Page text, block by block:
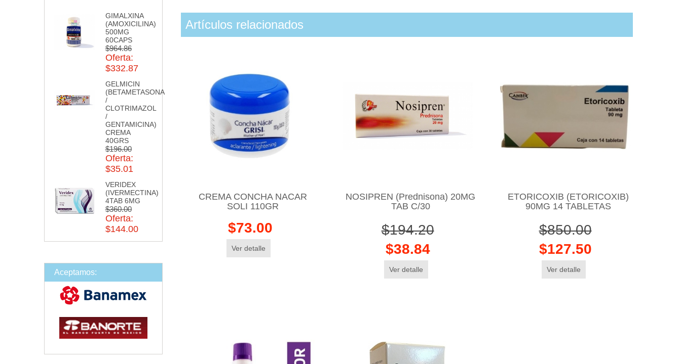
GIMALXINA
(AMOXICILINA)
500MG
60CAPS
$964.86
Oferta:
$332.87
GELMICIN
(BETAMETASONA
/
CLOTRIMAZOL
/
GENTAMICINA)
CREMA
40GRS
$196.00
Oferta:
$35.01
VERIDEX
(IVERMECTINA)
4TAB 6MG
$360.00
Oferta:
$144.00
Aceptamos:
Artículos relacionados
CREMA CONCHA NACAR
SOLI 110GR
$73.00
Ver detalle
NOSIPREN (Prednisona) 20MG
TAB C/30
$194.20
$38.84
Ver detalle
ETORICOXIB (ETORICOXIB)
90MG 14 TABLETAS
$850.00
$127.50
Ver detalle